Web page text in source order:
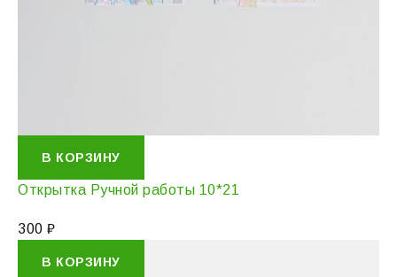
В КОРЗИНУ
Открытка Ручной работы 10*21
300 ₽
В КОРЗИНУ